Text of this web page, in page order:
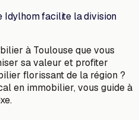
Idylhom facilite la division
à Toulouse que vous
sa valeur et profiter
florissant de la région ?
en immobilier, vous guide à